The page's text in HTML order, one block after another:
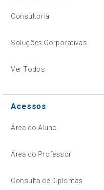
Consultoria
Soluções Corporativas
Ver Todos
Acessos
Área do Aluno
Área do Professor
Consulta de Diplomas